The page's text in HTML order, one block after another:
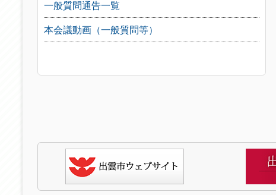
一般質問通告一覧
本会議動画（一般質問等）